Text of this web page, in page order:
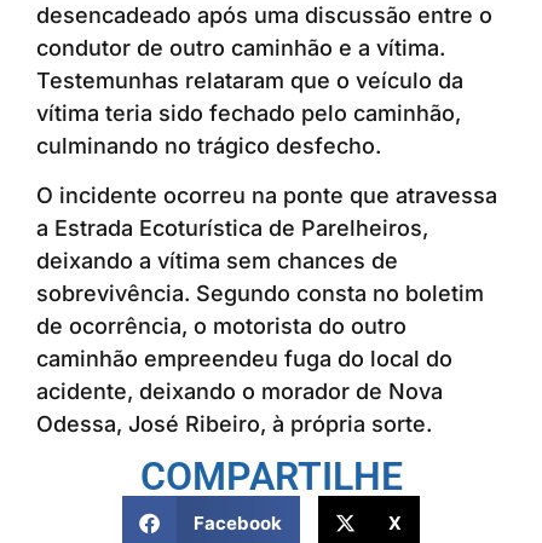
desencadeado após uma discussão entre o
condutor de outro caminhão e a vítima.
Testemunhas relataram que o veículo da
vítima teria sido fechado pelo caminhão,
culminando no trágico desfecho.
O incidente ocorreu na ponte que atravessa
a Estrada Ecoturística de Parelheiros,
deixando a vítima sem chances de
sobrevivência. Segundo consta no boletim
de ocorrência, o motorista do outro
caminhão empreendeu fuga do local do
acidente, deixando o morador de Nova
Odessa, José Ribeiro, à própria sorte.
COMPARTILHE
Facebook X